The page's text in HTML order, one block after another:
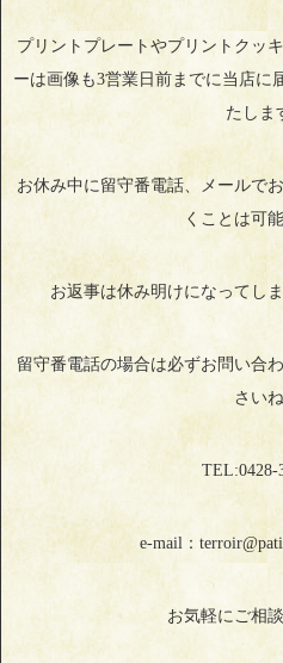
プリントプレートやプリントクッ
ーは画像も3営業日前までに当店に
たしま
お休み中に留守番電話、メールで
くことは可
お返事は休み明けになってし
留守番電話の場合は必ずお問い合
さいね
e-mail：
お気軽にご相